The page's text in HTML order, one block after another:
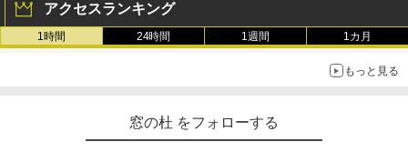
アクセスランキング
1時間 24時間 1週間 1カ月
もっと見る
窓の杜 をフォローする